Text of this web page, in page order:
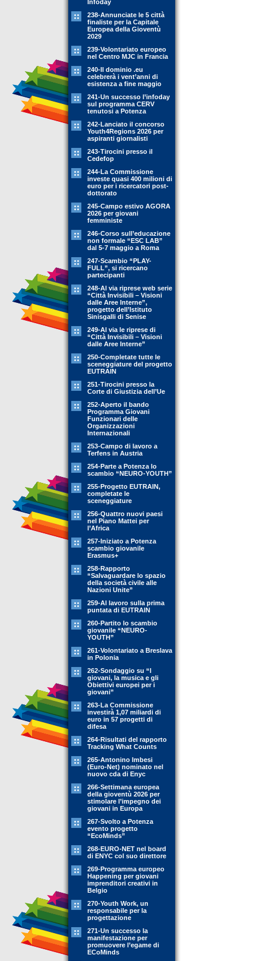
Infoday
238-Annunciate le 5 città
finaliste per la Capitale
Europea della Gioventù
2029
239-Volontariato europeo
nel Centro MJC in Francia
240-Il dominio .eu
celebrerà i vent’anni di
esistenza a fine maggio
241-Un successo l’infoday
sul programma CERV
tenutosi a Potenza
242-Lanciato il concorso
Youth4Regions 2026 per
aspiranti giornalisti
243-Tirocini presso il
Cedefop
244-La Commissione
investe quasi 400 milioni di
euro per i ricercatori post-
dottorato
245-Campo estivo AGORA
2026 per giovani
femministe
246-Corso sull’educazione
non formale “ESC LAB”
dal 5-7 maggio a Roma
247-Scambio “PLAY-
FULL”, si ricercano
partecipanti
248-Al via riprese web serie
“Città Invisibili – Visioni
dalle Aree Interne”,
progetto dell’Istituto
Sinisgalli di Senise
249-Al via le riprese di
“Città Invisibili – Visioni
dalle Aree Interne”
250-Completate tutte le
sceneggiature del progetto
EUTRAIN
251-Tirocini presso la
Corte di Giustizia dell’Ue
252-Aperto il bando
Programma Giovani
Funzionari delle
Organizzazioni
Internazionali
253-Campo di lavoro a
Terfens in Austria
254-Parte a Potenza lo
scambio “NEURO-YOUTH”
255-Progetto EUTRAIN,
completate le
sceneggiature
256-Quattro nuovi paesi
nel Piano Mattei per
l’Africa
257-Iniziato a Potenza
scambio giovanile
Erasmus+
258-Rapporto
“Salvaguardare lo spazio
della società civile alle
Nazioni Unite”
259-Al lavoro sulla prima
puntata di EUTRAIN
260-Partito lo scambio
giovanile “NEURO-
YOUTH”
261-Volontariato a Breslava
in Polonia
262-Sondaggio su “I
giovani, la musica e gli
Obiettivi europei per i
giovani”
263-La Commissione
investirà 1,07 miliardi di
euro in 57 progetti di
difesa
264-Risultati del rapporto
Tracking What Counts
265-Antonino Imbesi
(Euro-Net) nominato nel
nuovo cda di Enyc
266-Settimana europea
della gioventù 2026 per
stimolare l’impegno dei
giovani in Europa
267-Svolto a Potenza
evento progetto
“EcoMinds”
268-EURO-NET nel board
di ENYC col suo direttore
269-Programma europeo
Happening per giovani
imprenditori creativi in
Belgio
270-Youth Work, un
responsabile per la
progettazione
271-Un successo la
manifestazione per
promuovere l’egame di
ECoMinds